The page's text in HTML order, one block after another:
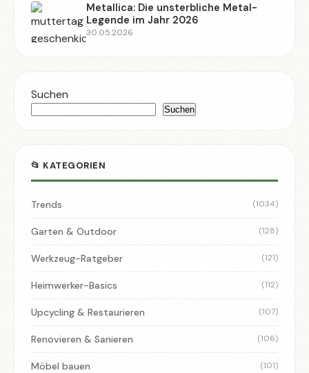
Metallica: Die unsterbliche Metal-
Legende im Jahr 2026
30.05.2026
Suchen
Suchen
📂 KATEGORIEN
Trends (1034)
Garten & Outdoor (128)
Werkzeug-Ratgeber (121)
Heimwerker-Basics (112)
Upcycling & Restaurieren (107)
Renovieren & Sanieren (106)
Möbel bauen (101)